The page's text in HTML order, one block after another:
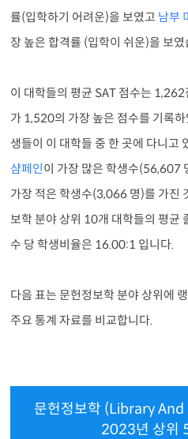
률(입학하기 어려운)을 보였고 남부
장 높은 합격률 (입학이 쉬운)을 보였
이 대학들의 평균 SAT 점수는 1,262
가 1,520의 가장 높은 점수를 기록
생들이 이 대학들 중 한 곳에 다니고
샴페인이 가장 많은 학생수(56,607
가장 적은 학생수(3,066 명)를 가진
보학 분야 상위 10개 대학들의 평균
수 당 학생비율은 16.00:1 입니다.
다음 표는 문헌정보학 분야 상위에
주요 통계 자료를 비교합니다.
문헌정보학 (Library
2023년 상위